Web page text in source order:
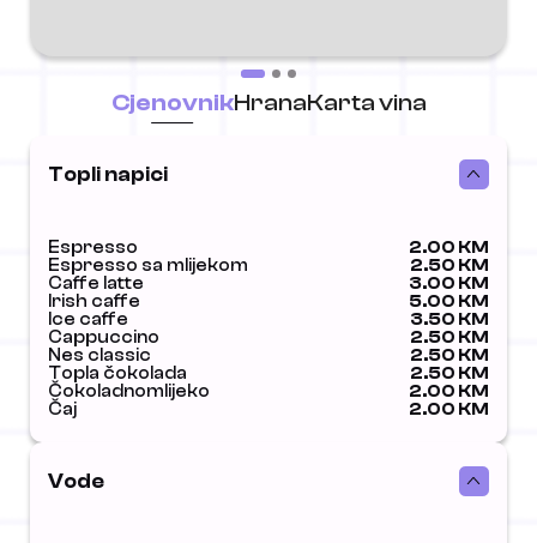
CjenovnikHranaKarta vina
Topli napici
Espresso
2.00 KM
Espresso sa mlijekom
2.50 KM
Caffe latte
3.00 KM
Irish caffe
5.00 KM
Ice caffe
3.50 KM
Cappuccino
2.50 KM
Nes classic
2.50 KM
Topla čokolada
2.50 KM
Čokoladnomlijeko
2.00 KM
Čaj
2.00 KM
Vode